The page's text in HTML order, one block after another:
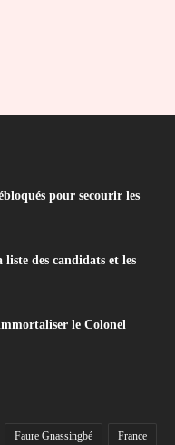
pour secourir les
liste des candidats et les
le Colonel
Faure Gnassingbé France